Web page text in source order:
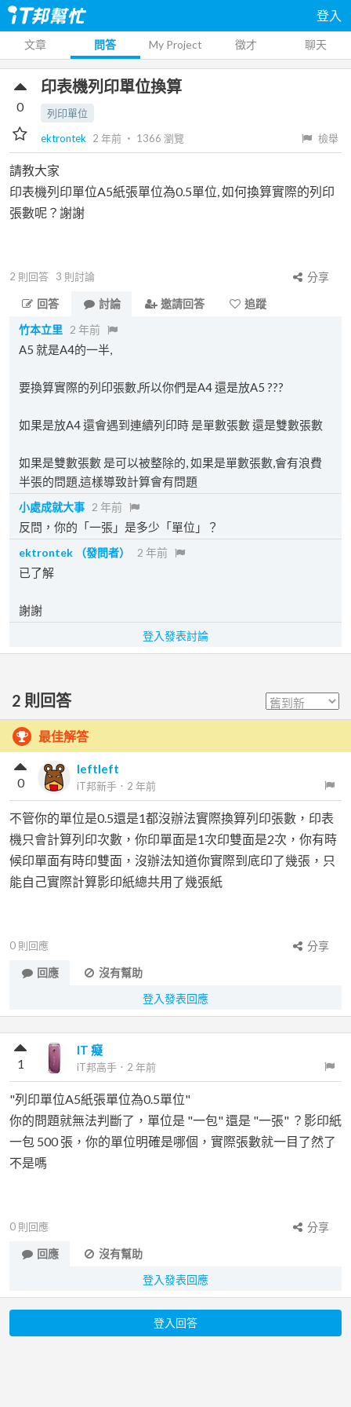
登入
文章 問答 My Project 徵才 聊天
印表機列印單位換算
列印單位
ektrontek
2 年前 ‧ 1366 瀏覽 檢舉
0
請教大家
印表機列印單位A5紙張單位為0.5單位, 如何換算實際的列印
張數呢？謝謝
2 則回答 3 則討論
分享
回答
討論 邀請回答
追蹤
竹本立里
2 年前
A5 就是A4的一半,
要換算實際的列印張數,所以你們是A4 還是放A5 ???
如果是放A4 還會遇到連續列印時 是單數張數 還是雙數張數
如果是雙數張數 是可以被整除的, 如果是單數張數,會有浪費
半張的問題,這樣導致計算會有問題
小處成就大事 2 年前
反問，你的「一張」是多少「單位」？
ektrontek （發問者） 2 年前
已了解
謝謝
登入發表討論
2 則回答
最佳解答
leftleft
iT邦新手 ． 2 年前
0
不管你的單位是0.5還是1都沒辦法實際換算列印張數，印表
機只會計算列印次數，你印單面是1次印雙面是2次，你有時
候印單面有時印雙面，沒辦法知道你實際到底印了幾張，只
能自己實際計算影印紙總共用了幾張紙
0 則回應
分享
回應
沒有幫助
登入發表回應
IT 癡
iT邦高手 ． 2 年前
1
"列印單位A5紙張單位為0.5單位"
你的問題就無法判斷了，單位是 "一包" 還是 "一張" ？影印紙
一包 500 張，你的單位明確是哪個，實際張數就一目了然了
不是嗎
0 則回應
分享
回應
沒有幫助
登入發表回應
登入回答